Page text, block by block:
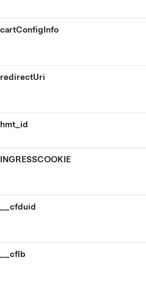
cartConfigInfo
redirectUri
hmt_id
INGRESSCOOKIE
__cfduid
__cflb